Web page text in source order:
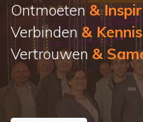
Ontmoeten &
Verbinden &
Vertrouwen &